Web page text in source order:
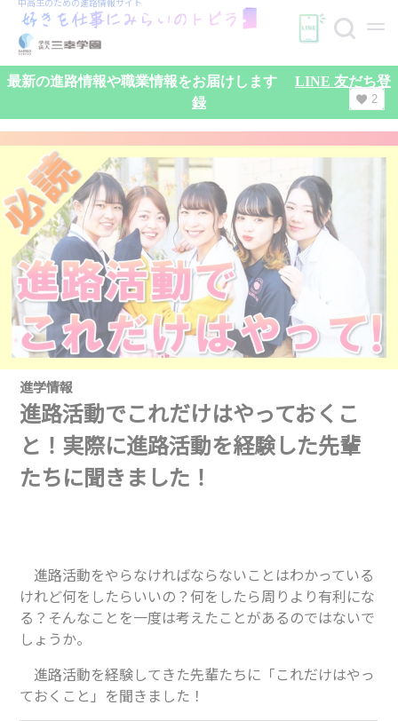
検索
最新の進路情報や職業情報をお届けします
LINE 友だち登
録
2
進学情報
進路活動でこれだけはやっておくこ
と！実際に進路活動を経験した先輩
たちに聞きました！
進路活動をやらなければならないことはわかっている
けれど何をしたらいいの？何をしたら周りより有利にな
る？そんなことを一度は考えたことがあるのではないで
しょうか。
進路活動を経験してきた先輩たちに「これだけはやっ
ておくこと」を聞きました！